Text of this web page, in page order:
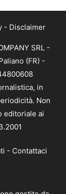
- Disclaimer
SRL -
(FR) -
in
Non
editoriale ai
- Contattaci